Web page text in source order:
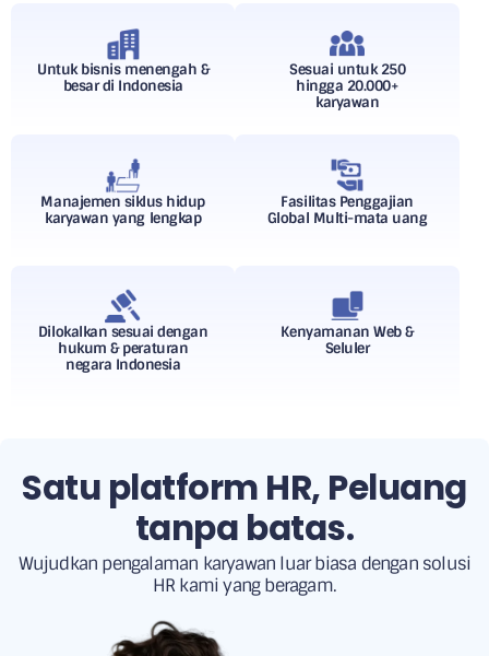
Untuk bisnis menengah &
besar di Indonesia
Sesuai untuk 250
hingga 20.000+
karyawan
Manajemen siklus hidup
karyawan yang lengkap
Fasilitas Penggajian
Global Multi-mata uang
Dilokalkan sesuai dengan
hukum & peraturan
negara Indonesia
Kenyamanan Web &
Seluler
Satu platform HR, Peluang
tanpa batas.
Wujudkan pengalaman karyawan luar biasa dengan solusi
HR kami yang beragam.